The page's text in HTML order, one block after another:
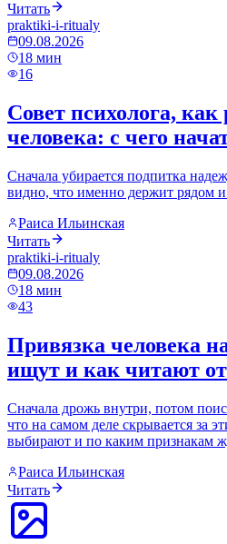
Читать
praktiki-i-ritualy
09.08.2026
18 мин
16
Совет психолога, как
человека: с чего
Сначала убирается подпитка
видно, что именно держит рядом и
Раиса Ильинская
Читать
praktiki-i-ritualy
09.08.2026
18 мин
43
Привязка человека
ищут и как читают
Сначала дрожь внутри, потом
что на самом деле скрывается за
выбирают и по каким признакам
Раиса Ильинская
Читать